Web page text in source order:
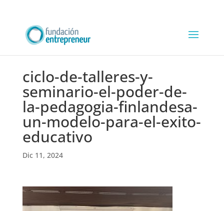
ciclo-de-talleres-y-
seminario-el-poder-de-
la-pedagogia-finlandesa-
un-modelo-para-el-exito-
educativo
Dic 11, 2024